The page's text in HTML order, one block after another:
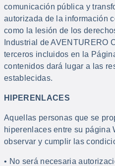
comunicación pública y
autorizada de la información
como la lesión de los
Industrial de AVENTURERO
terceros incluidos en la
contenidos dará lugar a las
establecidas.
HIPERENLACES
Aquellas personas que se
hiperenlaces entre su página
observar y cumplir las
• No será necesaria